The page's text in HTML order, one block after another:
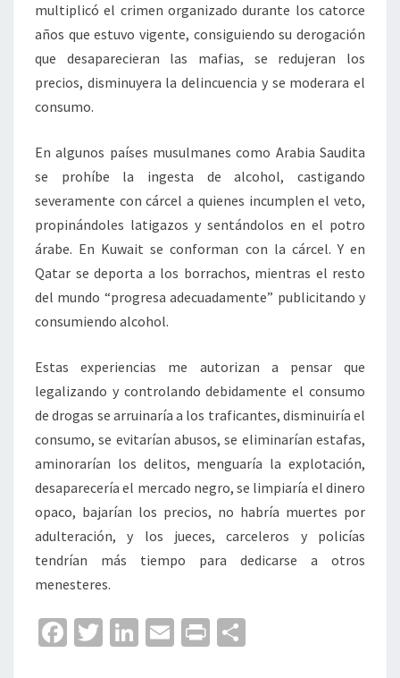
multiplicó el crimen organizado durante los catorce
años que estuvo vigente, consiguiendo su derogación
que desaparecieran las mafias, se redujeran los
precios, disminuyera la delincuencia y se moderara el
consumo.
En algunos países musulmanes como Arabia Saudita
se prohíbe la ingesta de alcohol, castigando
severamente con cárcel a quienes incumplen el veto,
propinándoles latigazos y sentándolos en el potro
árabe. En Kuwait se conforman con la cárcel. Y en
Qatar se deporta a los borrachos, mientras el resto
del mundo “progresa adecuadamente” publicitando y
consumiendo alcohol.
Estas experiencias me autorizan a pensar que
legalizando y controlando debidamente el consumo
de drogas se arruinaría a los traficantes, disminuiría el
consumo, se evitarían abusos, se eliminarían estafas,
aminorarían los delitos, menguaría la explotación,
desaparecería el mercado negro, se limpiaría el dinero
opaco, bajarían los precios, no habría muertes por
adulteración, y los jueces, carceleros y policías
tendrían más tiempo para dedicarse a otros
menesteres.
Fa T
Li
E
Pr